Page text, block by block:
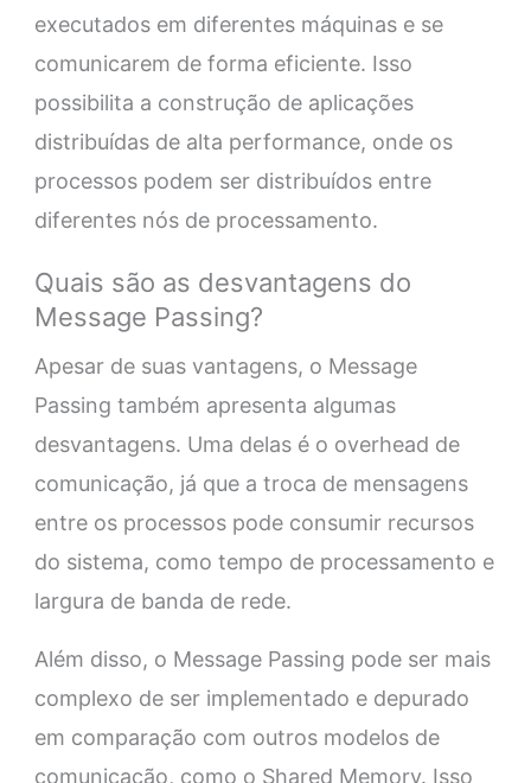
executados em diferentes máquinas e se
comunicarem de forma eficiente. Isso
possibilita a construção de aplicações
distribuídas de alta performance, onde os
processos podem ser distribuídos entre
diferentes nós de processamento.
Quais são as desvantagens do
Message Passing?
Apesar de suas vantagens, o Message
Passing também apresenta algumas
desvantagens. Uma delas é o overhead de
comunicação, já que a troca de mensagens
entre os processos pode consumir recursos
do sistema, como tempo de processamento e
largura de banda de rede.
Além disso, o Message Passing pode ser mais
complexo de ser implementado e depurado
em comparação com outros modelos de
comunicação, como o Shared Memory. Isso